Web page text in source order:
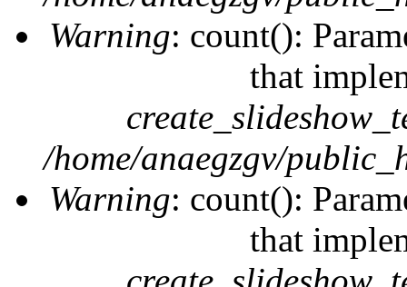
Warning: count():
that
/home/anaegzgv/
Warning: count():
that